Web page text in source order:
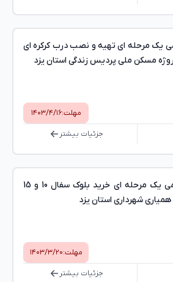
یک مرحله ای تهیه و نصب درب کرکره ای
مسکن ملی پردیس زندگی استان یزد
مهلت:۱۴۰۳/۴/۱۶
جزئیات بیشتر
مناقصه عمومی یک مرحله ای خرید بلوک سفال 10 و 15
شهرداری استان یزد
مهلت:۱۴۰۳/۳/۲۰
جزئیات بیشتر